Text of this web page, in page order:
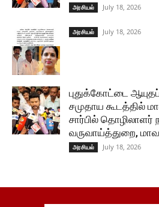
அரசியல் July 18, 2026
அரசியல் July 18, 2026
புதுக்கோட்டை
சமுதாய கூடத்தில்
சார்பில் தொழிலாளர்
வருவாய்த்துறை,
அரசியல் July 18, 2026